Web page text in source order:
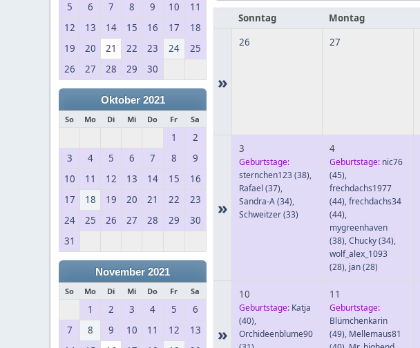
5
6 7 8 9 10
11
12
13 14 15 16 17
18
19
20 21 22 23 24
25
26
27 28 29 30
Oktober 2021
So Mo Di Mi Do Fr Sa
1
2
3
4 5 6 7 8
9
10
11 12 13 14 15
16
17
18 19 20 21 22
23
24
25 26 27 28 29
30
31
November 2021
So Mo Di Mi Do Fr Sa
1 2 3 4 5
6
7
8 9 10 11 12
13
Sonntag Montag
»
26 27
»
3
Geburtstage:
sternchen123(38),
Rafael (37),
Sandra-A(34),
Schweitzer(33)
4
Geburtstage: nic76
(45),
frechdachs1977
(44),frechdachs34
(44),
mygreenhaven
(38),Chucky(34),
wolf_alex_1093
(28), jan(28)
»
10
Geburtstage: Katja
(40),
Orchideenblume90
11
Geburtstage:
Blümchenkarin
(49), Mellemaus81